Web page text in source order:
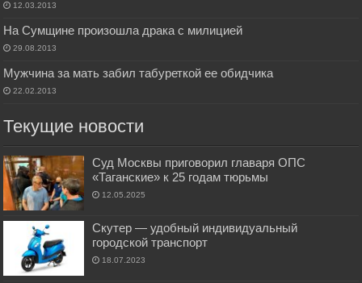
12.03.2013
На Сумщине произошла драка с милицией
29.08.2013
Мужчина за мать забил табуреткой ее обидчика
22.02.2013
Текущие новости
Суд Москвы приговорил главаря ОПС
«Таганские» к 25 годам тюрьмы
12.05.2025
Скутер — удобный индивидуальный
городской транспорт
18.07.2023